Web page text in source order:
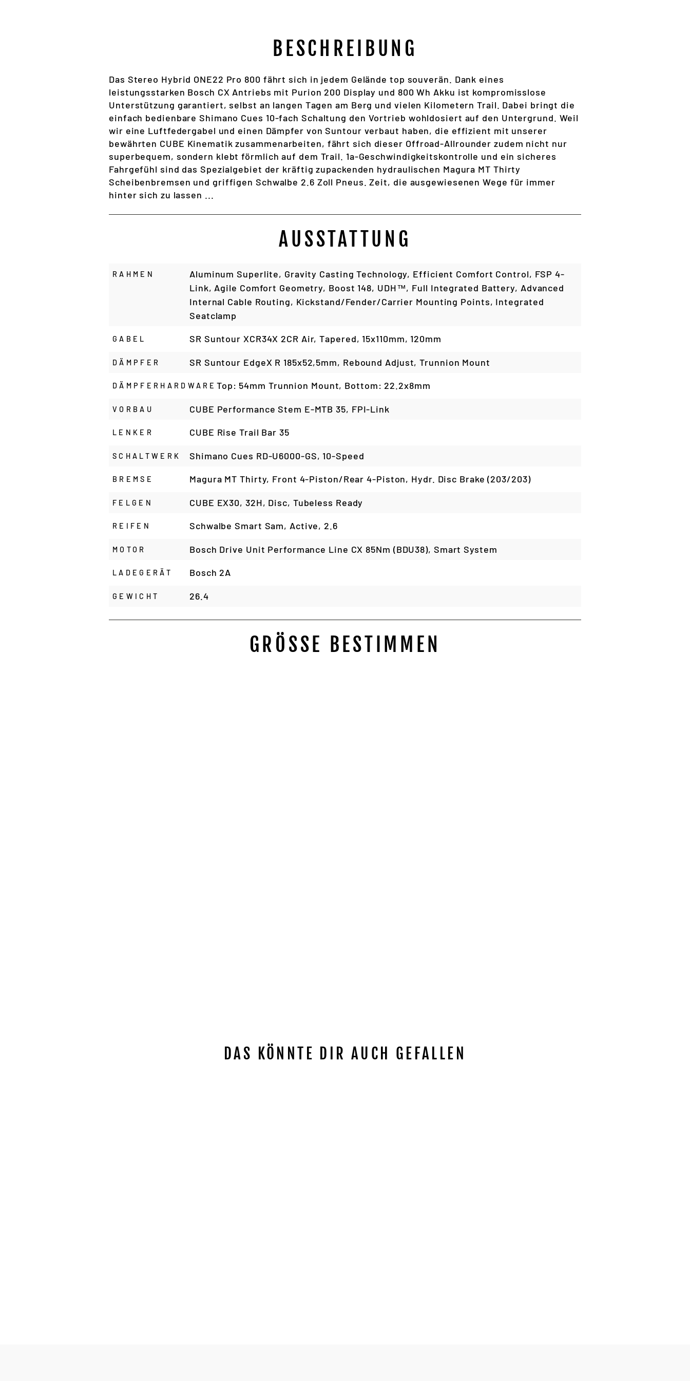
BESCHREIBUNG
Das Stereo Hybrid ONE22 Pro 800 fährt sich in jedem Gelände top souverän. Dank eines
leistungsstarken Bosch CX Antriebs mit Purion 200 Display und 800 Wh Akku ist kompromisslose
Unterstützung garantiert, selbst an langen Tagen am Berg und vielen Kilometern Trail. Dabei bringt die
einfach bedienbare Shimano Cues 10-fach Schaltung den Vortrieb wohldosiert auf den Untergrund. Weil
wir eine Luftfedergabel und einen Dämpfer von Suntour verbaut haben, die effizient mit unserer
bewährten CUBE Kinematik zusammenarbeiten, fährt sich dieser Offroad-Allrounder zudem nicht nur
superbequem, sondern klebt förmlich auf dem Trail. 1a-Geschwindigkeitskontrolle und ein sicheres
Fahrgefühl sind das Spezialgebiet der kräftig zupackenden hydraulischen Magura MT Thirty
Scheibenbremsen und griffigen Schwalbe 2.6 Zoll Pneus. Zeit, die ausgewiesenen Wege für immer
hinter sich zu lassen ...
AUSSTATTUNG
RAHMEN
Aluminum Superlite, Gravity Casting Technology, Efficient Comfort Control, FSP 4-
Link, Agile Comfort Geometry, Boost 148, UDH™, Full Integrated Battery, Advanced
Internal Cable Routing, Kickstand/Fender/Carrier Mounting Points, Integrated
Seatclamp
GABEL SR Suntour XCR34X 2CR Air, Tapered, 15x110mm, 120mm
DÄMPFER SR Suntour EdgeX R 185x52,5mm, Rebound Adjust, Trunnion Mount
DÄMPFERHARDWARE Top: 54mm Trunnion Mount, Bottom: 22.2x8mm
VORBAU CUBE Performance Stem E-MTB 35, FPI-Link
LENKER CUBE Rise Trail Bar 35
SCHALTWERK Shimano Cues RD-U6000-GS, 10-Speed
BREMSE Magura MT Thirty, Front 4-Piston/Rear 4-Piston, Hydr. Disc Brake (203/203)
FELGEN CUBE EX30, 32H, Disc, Tubeless Ready
REIFEN Schwalbe Smart Sam, Active, 2.6
MOTOR Bosch Drive Unit Performance Line CX 85Nm (BDU38), Smart System
LADEGERÄT Bosch 2A
GEWICHT 26.4
GRÖSSE BESTIMMEN
DAS KÖNNTE DIR AUCH GEFALLEN